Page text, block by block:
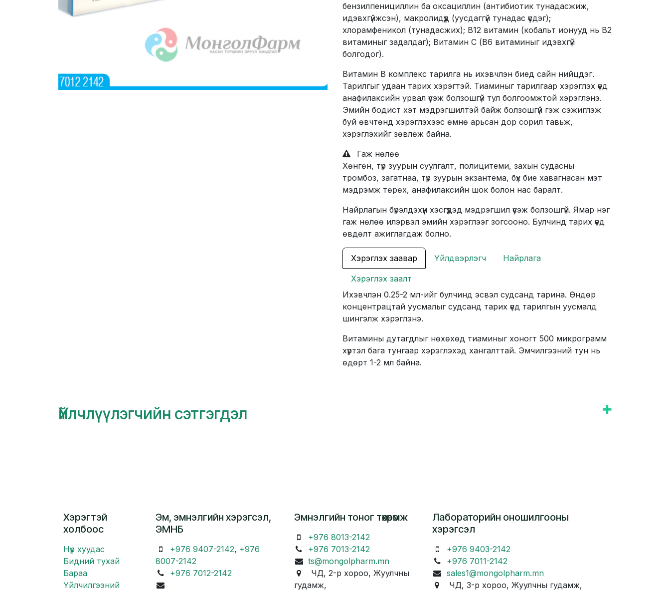
бензилпенициллин ба оксациллин (антибиотик тунадасжиж,
идэвхгүйжсэн), макролидүүд (уусдаггүй тунадас үүсдэг);
хлорамфеникол (тунадасжих); В12 витамин (кобальт ионууд нь В2
витаминыг задалдаг); Витамин С (В6 витаминыг идэвхгүй
болгодог).
Витамин В комплекс тарилга нь ихэвчлэн биед сайн нийцдэг.
Тарилгыг удаан тарих хэрэгтэй. Тиаминыг тарилгаар хэрэглэх үед
анафилаксийн урвал үүсэж болзошгүй тул болгоомжтой хэрэглэнэ.
Эмийн бодист хэт мэдрэгшилтэй байж болзошгүй гэж сэжиглэж
буй өвчтөнд хэрэглэхээс өмнө арьсан дор сорил тавьж,
хэрэглэхийг зөвлөж байна.
Гаж нөлөө
Хөнгөн, түр зуурын суулгалт, полицитеми, захын судасны
тромбоз, загатнаа, түр зуурын экзантема, бүх бие хавагнасан мэт
мэдрэмж төрөх, анафилаксийн шок болон нас баралт.
Найрлагын бүрэлдэхүүн хэсгүүдэд мэдрэгшил үүсэж болзошгүй. Ямар нэг
гаж нөлөө илэрвэл эмийн хэрэглээг зогсооно. Булчинд тарих үед
өвдөлт ажиглагдаж болно.
Хэрэглэх заавар Үйлдвэрлэгч Найрлага
Хэрэглэх заалт
Ихэвчлэн 0.25-2 мл-ийг булчинд эсвэл судсанд тарина. Өндөр
концентрацтай уусмалыг судсанд тарих үед тарилгын уусмалд
шингэлж хэрэглэнэ.
Витамины дутагдлыг нөхөхөд тиаминыг хоногт 500 микрограмм
хүртэл бага тунгаар хэрэглэхэд хангалттай. Эмчилгээний тун нь
өдөрт 1-2 мл байна.
Үйлчлүүлэгчийн сэтгэгдэл
Хэрэгтэй
холбоос
Нүүр хуудас
Бидний тухай
Бараа
Үйлчилгээний
Эм, эмнэлгийн хэрэгсэл,
ЭМНБ
+976 9407-2142, +976
8007-2142
+976 7012-2142
Лабораторийн оношилгооны
хэрэгсэл
+976 9403-2142
+976 7011-2142
sales1@mongolpharm.mn
ЧД, 3-р хороо, Жуулчны гудамж,
Эмнэлгийн тоног төхөөрөмж
+976 8013-2142
+976 7013-2142
ts@mongolpharm.mn
ЧД, 2-р хороо, Жуулчны
гудамж,